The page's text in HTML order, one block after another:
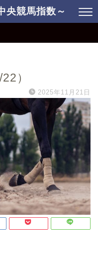
央競馬指数～
）
2025年11月21日